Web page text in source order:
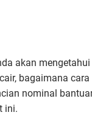
akan
bagaimana
nominal
ini.